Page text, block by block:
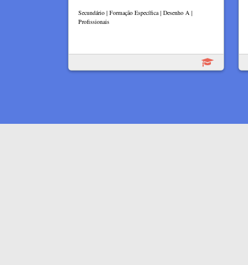
Secundário | Formação Específica | Desenho A |
Profissionais